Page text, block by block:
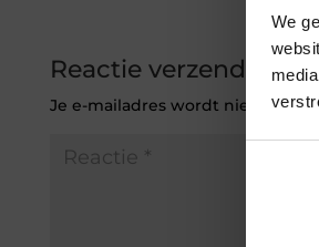
We
Reactie verzenden
Je e-mailadres wordt niet